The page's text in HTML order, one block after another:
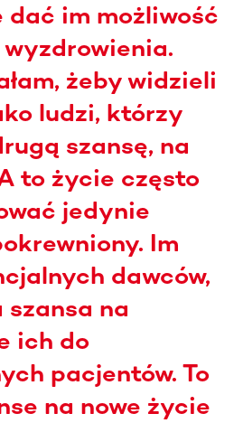
dać im możliwość
żeby widzieli
ludzi, którzy
szansę, na
to życie często
jedynie
Im
dawców,
na
ich do
pacjentów. To
na nowe życie